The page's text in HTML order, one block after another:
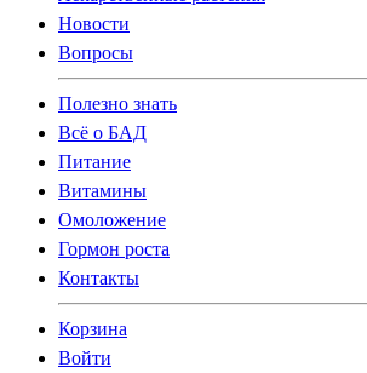
Новости
Вопросы
Полезно знать
Всё о БАД
Питание
Витамины
Омоложение
Гормон роста
Контакты
Корзина
Войти